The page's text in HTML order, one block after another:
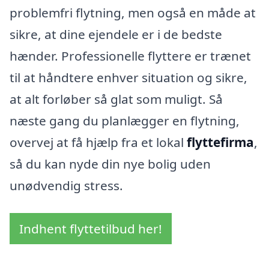
problemfri flytning, men også en måde at
sikre, at dine ejendele er i de bedste
hænder. Professionelle flyttere er trænet
til at håndtere enhver situation og sikre,
at alt forløber så glat som muligt. Så
næste gang du planlægger en flytning,
overvej at få hjælp fra et lokal flyttefirma,
så du kan nyde din nye bolig uden
unødvendig stress.
Indhent flyttetilbud her!